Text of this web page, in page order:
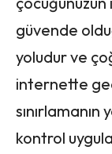
güvende
yoludur ve
internette
sınırlamanın
kontrol